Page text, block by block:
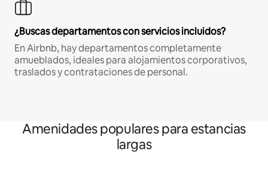
¿Buscas departamentos con servicios incluidos?
En Airbnb, hay departamentos completamente
amueblados, ideales para alojamientos corporativos,
traslados y contrataciones de personal.
Amenidades populares para estancias
largas